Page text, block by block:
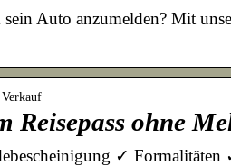
Auto anzumelden? Mit
Reisepass ohne
✓